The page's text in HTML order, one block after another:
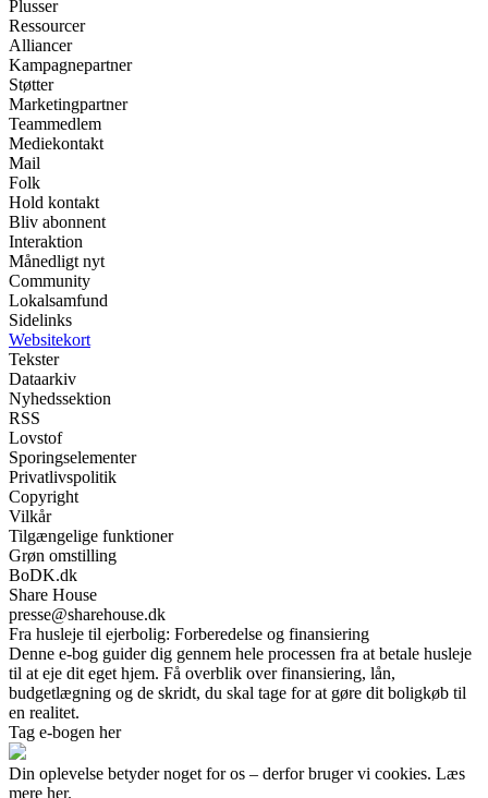
Plusser
Ressourcer
Alliancer
Kampagnepartner
Støtter
Marketingpartner
Teammedlem
Mediekontakt
Mail
Folk
Hold kontakt
Bliv abonnent
Interaktion
Månedligt nyt
Community
Lokalsamfund
Sidelinks
Websitekort
Tekster
Dataarkiv
Nyhedssektion
RSS
Lovstof
Sporingselementer
Privatlivspolitik
Copyright
Vilkår
Tilgængelige funktioner
Grøn omstilling
BoDK.dk
Share House
presse@sharehouse.dk
Fra husleje til ejerbolig: Forberedelse og finansiering
Denne e-bog guider dig gennem hele processen fra at betale husleje
til at eje dit eget hjem. Få overblik over finansiering, lån,
budgetlægning og de skridt, du skal tage for at gøre dit boligkøb til
en realitet.
Tag e-bogen her
Din oplevelse betyder noget for os – derfor bruger vi cookies. Læs
mere her.